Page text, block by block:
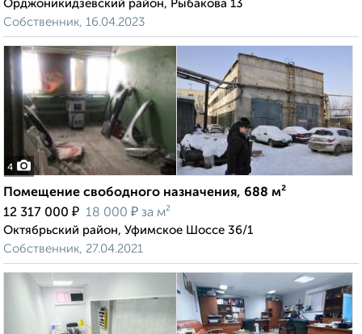
Орджоникидзевский район, Рыбакова 13
Собственник, 16.04.2023
4
Помещение свободного назначения, 688 м²
12 317 000 ₽ 18 000 ₽ за м²
Октябрьский район, Уфимское Шоссе 36/1
Собственник, 27.04.2021